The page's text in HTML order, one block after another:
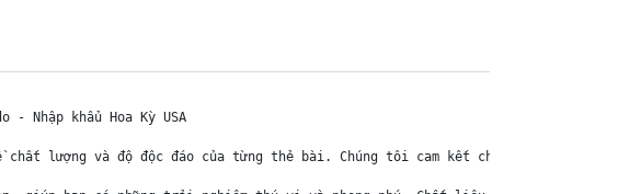
Nhập khẩu Hoa Kỳ USA
chất lượng và độ độc đáo của từng thẻ bài. Chúng tôi cam kết chỉ bán hàng